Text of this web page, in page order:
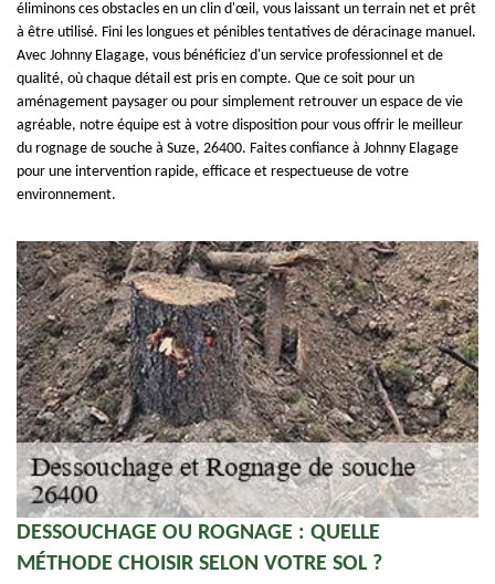
éliminons ces obstacles en un clin d'œil, vous laissant un terrain net et prêt
à être utilisé. Fini les longues et pénibles tentatives de déracinage manuel.
Avec Johnny Elagage, vous bénéficiez d'un service professionnel et de
qualité, où chaque détail est pris en compte. Que ce soit pour un
aménagement paysager ou pour simplement retrouver un espace de vie
agréable, notre équipe est à votre disposition pour vous offrir le meilleur
du rognage de souche à Suze, 26400. Faites confiance à Johnny Elagage
pour une intervention rapide, efficace et respectueuse de votre
environnement.
DESSOUCHAGE OU ROGNAGE : QUELLE
MÉTHODE CHOISIR SELON VOTRE SOL ?